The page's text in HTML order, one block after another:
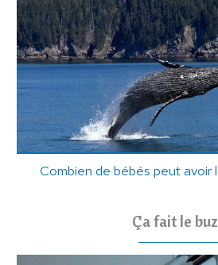
Combien de bébés peut avoir
Ça fait le